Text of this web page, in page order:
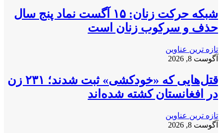
شبکه حرکت زنان: ۱۵ آگست نماد پنج سال
حذف و سرکوب زنان است
تازه ترین عناوین
آگوست 8, 2026
قتل‌هایی که «خودکشی» ثبت شدند؛ ۲۳۱ زن
در افغانستان کشته شده‌اند
تازه ترین عناوین
آگوست 8, 2026